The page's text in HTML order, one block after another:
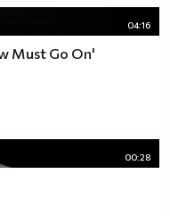
04:16
Must Go On'
00:28